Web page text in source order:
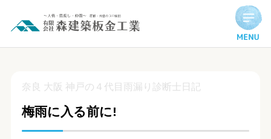
梅雨に入る前に!
奈良 大阪 神戸の４代目雨漏り診断士日記
梅雨に入る前に!